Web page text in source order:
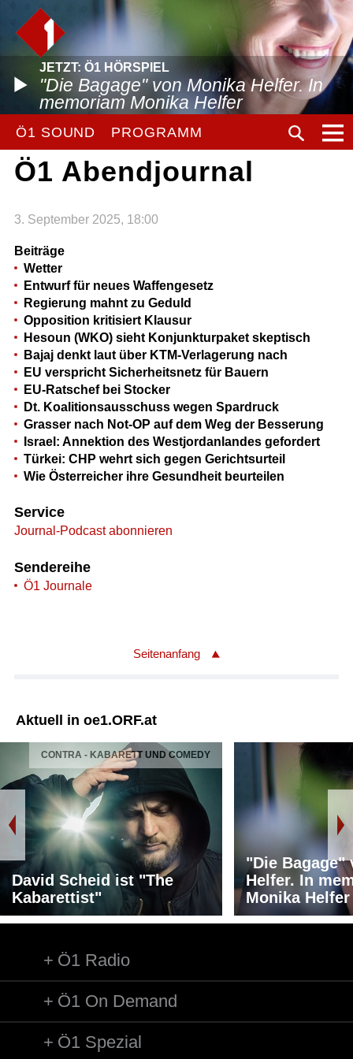
JETZT: Ö1 HÖRSPIEL
"Die Bagage" von Monika Helfer. In
memoriam Monika Helfer
Ö1 SOUND PROGRAMM
Ö1 Abendjournal
3. September 2025, 18:00
Beiträge
Wetter
Entwurf für neues Waffengesetz
Regierung mahnt zu Geduld
Opposition kritisiert Klausur
Hesoun (WKO) sieht Konjunkturpaket skeptisch
Bajaj denkt laut über KTM-Verlagerung nach
EU verspricht Sicherheitsnetz für Bauern
EU-Ratschef bei Stocker
Dt. Koalitionsausschuss wegen Spardruck
Grasser nach Not-OP auf dem Weg der Besserung
Israel: Annektion des Westjordanlandes gefordert
Türkei: CHP wehrt sich gegen Gerichtsurteil
Wie Österreicher ihre Gesundheit beurteilen
Service
Journal-Podcast abonnieren
Sendereihe
Ö1 Journale
Seitenanfang
Aktuell in oe1.ORF.at
CONTRA - KABARETT UND COMEDY
David Scheid ist "The
Kabarettist"
"Die Bagage"
Helfer. In
Monika Helfer
Ö1 Radio
Ö1 On Demand
Ö1 Spezial